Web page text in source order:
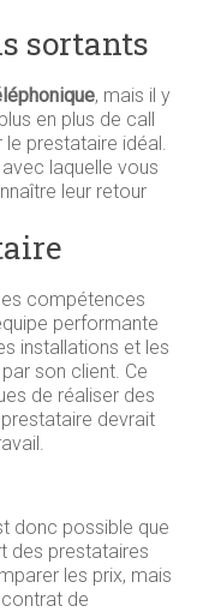
sortants
, mais il y
en plus de call
prestataire idéal.
laquelle vous
leur retour
compétences
performante
installations et les
son client. Ce
de réaliser des
devrait
donc possible que
des prestataires
les prix, mais
de